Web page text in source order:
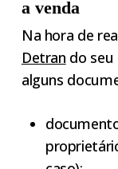
a venda
Na hora de
Detran do
alguns